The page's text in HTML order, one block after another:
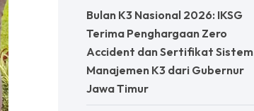
Bulan K3 Nasional 2026: IKSG
Terima Penghargaan Zero
Accident dan Sertifikat Sistem
Manajemen K3 dari Gubernur
Jawa Timur